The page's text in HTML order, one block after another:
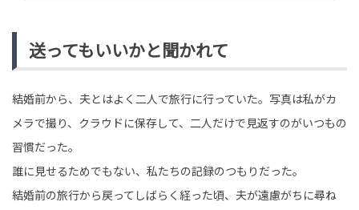
送ってもいいかと聞かれて
結婚前から、夫とはよく二人で旅行に行っていた。写真は私がカ
メラで撮り、クラウドに保存して、二人だけで見返すのがいつもの
習慣だった。
誰に見せるためでもない、私たちの記録のつもりだった。
結婚前の旅行から戻ってしばらく経った頃、夫が遠慮がちに尋ね